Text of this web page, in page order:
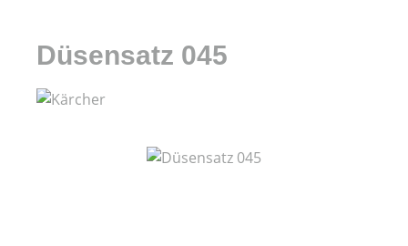
Düsensatz 045
Bildergalerie überspringen